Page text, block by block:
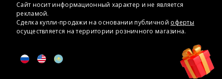
Сайт носит информационный характер и не является
рекламой.
Сделка купли-продажи на основании публичной оферты
осуществляется на территории розничного магазина.